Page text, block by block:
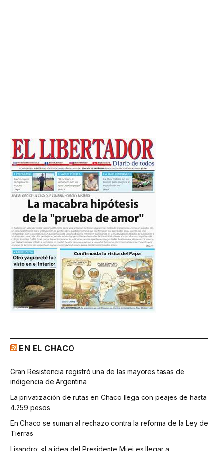
EN EL CHACO
Gran Resistencia registró una de las mayores tasas de
indigencia de Argentina
La privatización de rutas en Chaco llega con peajes de hasta
4.259 pesos
En Chaco se suman al rechazo contra la reforma de la Ley de
Tierras
Lisandro: «La idea del Presidente Milei es llegar a